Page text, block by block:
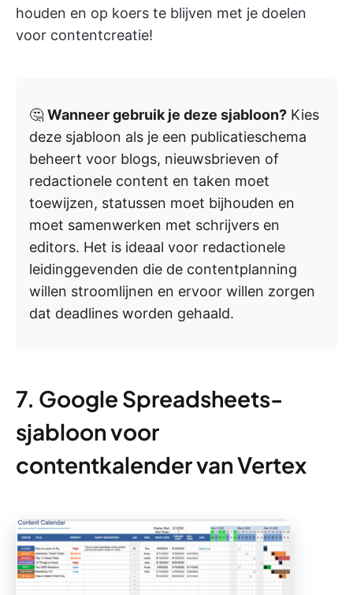
houden en op koers te blijven met je doelen
voor contentcreatie!
🤔 Wanneer gebruik je deze sjabloon? Kies
deze sjabloon als je een publicatieschema
beheert voor blogs, nieuwsbrieven of
redactionele content en taken moet
toewijzen, statussen moet bijhouden en
moet samenwerken met schrijvers en
editors. Het is ideaal voor redactionele
leidinggevenden die de contentplanning
willen stroomlijnen en ervoor willen zorgen
dat deadlines worden gehaald.
7. Google Spreadsheets-
sjabloon voor
contentkalender van Vertex